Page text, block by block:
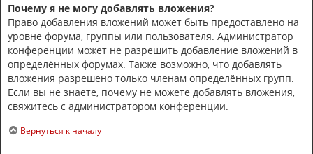
Почему я не могу добавлять вложения?
Право добавления вложений может быть предоставлено на
уровне форума, группы или пользователя. Администратор
конференции может не разрешить добавление вложений в
определённых форумах. Также возможно, что добавлять
вложения разрешено только членам определённых групп.
Если вы не знаете, почему не можете добавлять вложения,
свяжитесь с администратором конференции.
Вернуться к началу